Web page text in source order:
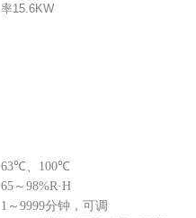
率15.6KW
63℃、100℃
65～98%R·H
1～9999分钟，可调